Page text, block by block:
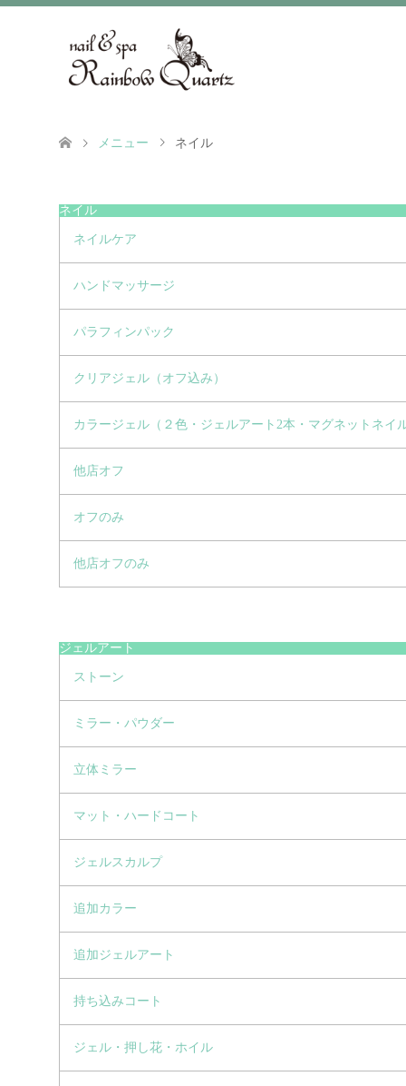
メニュー ネイル
ネイル
ネイルケア
ハンドマッサージ
パラフィンパック
クリアジェル（オフ込み）
カラージェル（２色・ジェルアート2本・マグネットネイ
他店オフ
オフのみ
他店オフのみ
ジェルアート
ストーン
ミラー・パウダー
立体ミラー
マット・ハードコート
ジェルスカルプ
追加カラー
追加ジェルアート
持ち込みコート
ジェル・押し花・ホイル